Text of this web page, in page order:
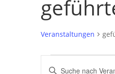
Veranstaltungen
Bitte